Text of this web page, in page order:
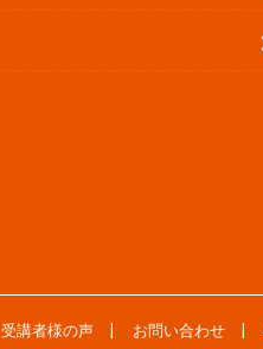
受講者様の声 お問い合わせ